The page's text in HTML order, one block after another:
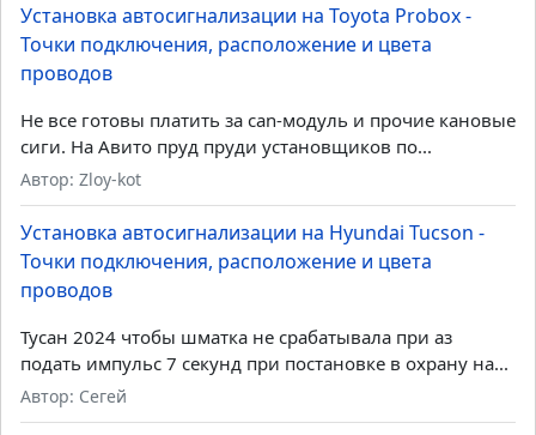
Установка автосигнализации на Toyota Probox -
Точки подключения, расположение и цвета
проводов
Не все готовы платить за can-модуль и прочие кановые
сиги. На Авито пруд пруди установщиков по...
Автор: Zloy-kot
Установка автосигнализации на Hyundai Tucson -
Точки подключения, расположение и цвета
проводов
Тусан 2024 чтобы шматка не срабатывала при аз
подать импульс 7 секунд при постановке в охрану на...
Автор: Сегей